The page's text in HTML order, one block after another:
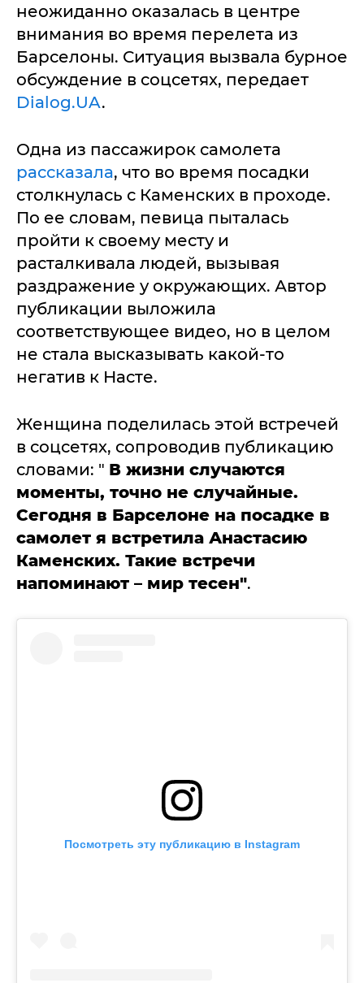
неожиданно оказалась в центре
внимания во время перелета из
Барселоны. Ситуация вызвала бурное
обсуждение в соцсетях, передает
Dialog.UA.
Одна из пассажирок самолета
рассказала, что во время посадки
столкнулась с Каменских в проходе.
По ее словам, певица пыталась
пройти к своему месту и
расталкивала людей, вызывая
раздражение у окружающих. Автор
публикации выложила
соответствующее видео, но в целом
не стала высказывать какой-то
негатив к Насте.
Женщина поделилась этой встречей
в соцсетях, сопроводив публикацию
словами: " В жизни случаются
моменты, точно не случайные.
Сегодня в Барселоне на посадке в
самолет я встретила Анастасию
Каменских. Такие встречи
напоминают – мир тесен".
Посмотреть эту публикацию в Instagram